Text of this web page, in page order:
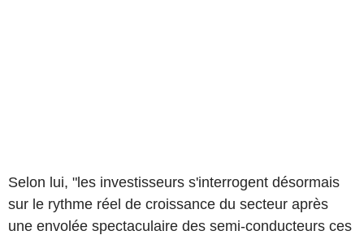
Selon lui, "les investisseurs s'interrogent désormais
sur le rythme réel de croissance du secteur après
une envolée spectaculaire des semi-conducteurs ces